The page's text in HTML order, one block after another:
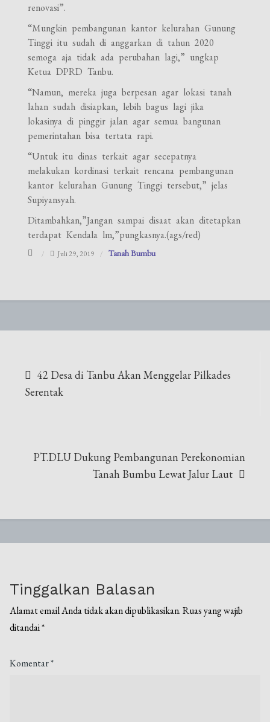
renovasi”.
“Mungkin pembangunan kantor kelurahan Gunung
Tinggi itu sudah di anggarkan di tahun 2020
semoga aja tidak ada perubahan lagi,” ungkap
Ketua DPRD Tanbu.
“Namun, mereka juga berpesan agar lokasi tanah
lahan sudah disiapkan, lebih bagus lagi jika
lokasinya di pinggir jalan agar semua bangunan
pemerintahan bisa tertata rapi.
“Untuk itu dinas terkait agar secepatnya
melakukan kordinasi terkait rencana pembangunan
kantor kelurahan Gunung Tinggi tersebut,” jelas
Supiyansyah.
Ditambahkan,”Jangan sampai disaat akan ditetapkan
terdapat Kendala lm,”pungkasnya.(ags/red)
Juli 29, 2019 Tanah Bumbu
pos
42 Desa di Tanbu Akan Menggelar Pilkades
Serentak
PT.DLU Dukung Pembangunan Perekonomian
Tanah Bumbu Lewat Jalur Laut
Tinggalkan Balasan
Alamat email Anda tidak akan dipublikasikan. Ruas yang wajib
ditandai*
Komentar*